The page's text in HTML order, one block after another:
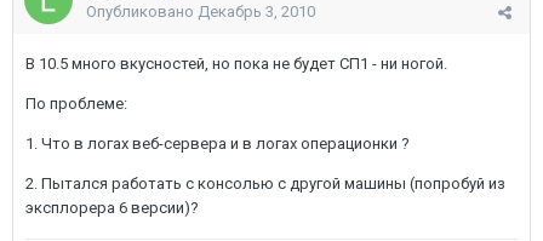
Опубликовано Декабрь 3, 2010
В 10.5 много вкусностей, но пока не будет СП1 - ни ногой.
По проблеме:
1. Что в логах веб-сервера и в логах операционки ?
2. Пытался работать с консолью с другой машины (попробуй из
эксплорера 6 версии)?